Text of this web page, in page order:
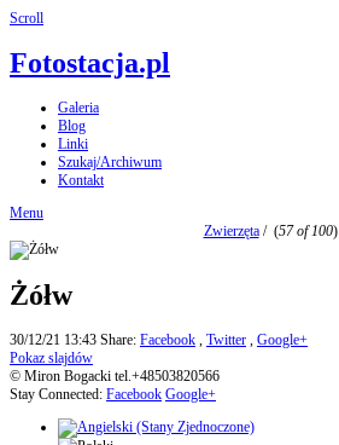
Scroll
Fotostacja.pl
Galeria
Blog
Linki
Szukaj/Archiwum
Kontakt
Menu
Zwierzęta/ (57 of 100)
Żółw
30/12/21 13:43 Share: Facebook , Twitter , Google+
Pokaz slajdów
© Miron Bogacki tel.+48503820566
Stay Connected: Facebook Google+